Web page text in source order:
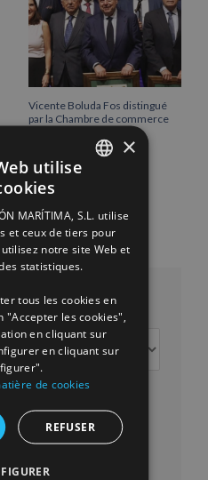
Vicente Boluda Fos distingué
par la Chambre de commerce
ENGLISH
FRENCH
×
utilise
MARÍTIMA, S.L. utilise
et ceux de tiers pour
notre site Web et
statistiques.
tous les cookies en
"Accepter les cookies",
en cliquant sur
en cliquant sur
de cookies
REFUSER